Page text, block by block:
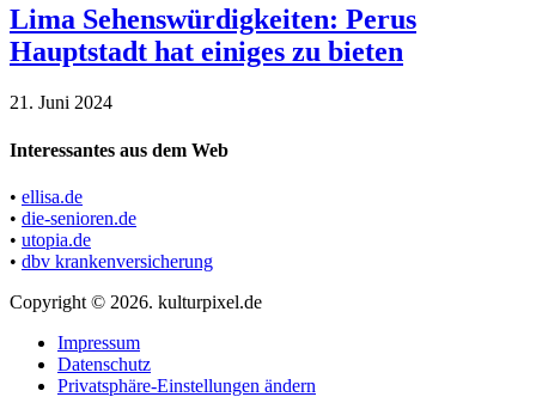
Lima Sehenswürdigkeiten: Perus
Hauptstadt hat einiges zu bieten
21. Juni 2024
Interessantes aus dem Web
• ellisa.de
• die-senioren.de
• utopia.de
• dbv krankenversicherung
Copyright © 2026. kulturpixel.de
Impressum
Datenschutz
Privatsphäre-Einstellungen ändern